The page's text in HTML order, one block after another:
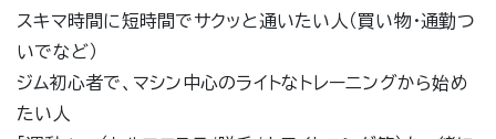
スキマ時間に短時間でサクッと通いたい人（買い物・通勤つ
いでなど）
ジム初心者で、マシン中心のライトなトレーニングから始め
たい人